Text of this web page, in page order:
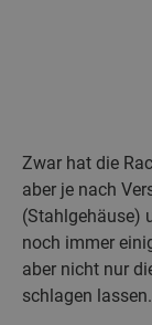
Zwar hat die
aber je nach
(Stahlgehäuse)
noch immer
aber nicht nur
schlagen lassen.